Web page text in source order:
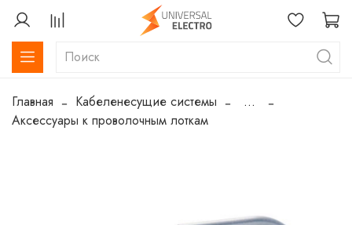
Главная Кабеленесущие системы
...
Аксессуары к проволочным лоткам